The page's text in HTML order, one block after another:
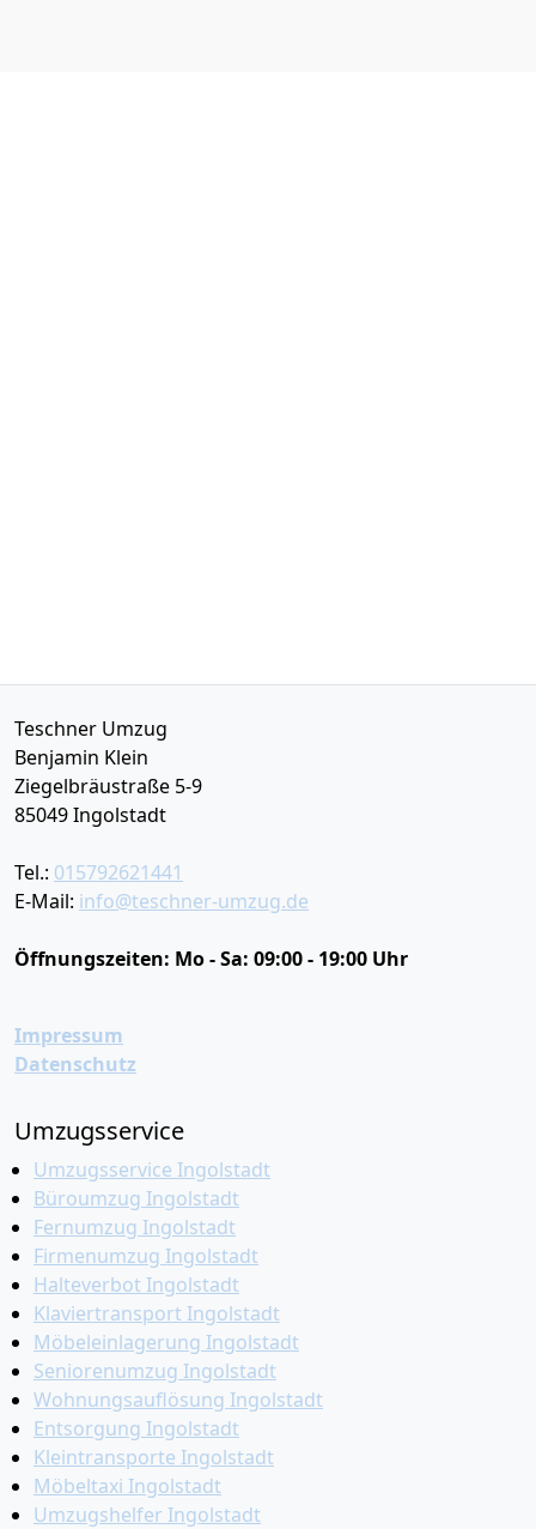
Teschner Umzug
Benjamin Klein
Ziegelbräustraße 5-9
85049Ingolstadt
Tel.: 015792621441
E-Mail: info@teschner-umzug.de
Öffnungszeiten: Mo - Sa: 09:00 - 19:00 Uhr
Impressum
Datenschutz
Umzugsservice
Umzugsservice Ingolstadt
Büroumzug Ingolstadt
Fernumzug Ingolstadt
Firmenumzug Ingolstadt
Halteverbot Ingolstadt
Klaviertransport Ingolstadt
Möbeleinlagerung Ingolstadt
Seniorenumzug Ingolstadt
Wohnungsauflösung Ingolstadt
Entsorgung Ingolstadt
Kleintransporte Ingolstadt
Möbeltaxi Ingolstadt
Umzugshelfer Ingolstadt